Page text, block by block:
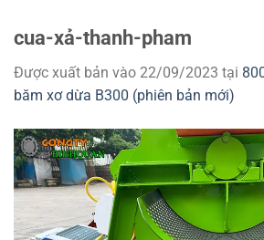
cua-xả-thanh-pham
Được xuất bản vào 22/09/2023 tại
băm xơ dừa B300 (phiên bản mới)